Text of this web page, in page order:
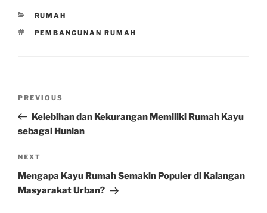
CATEGORIES
RUMAH
TAGS
PEMBANGUNAN RUMAH
Previous
Post
PREVIOUS
Kelebihan dan Kekurangan Memiliki Rumah Kayu
sebagai Hunian
Next
Post
NEXT
Mengapa Kayu Rumah Semakin Populer di Kalangan
Masyarakat Urban?